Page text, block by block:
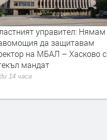
управител: Нямам
да защитавам
на МБАЛ – Хасково с
мандат
14 часа